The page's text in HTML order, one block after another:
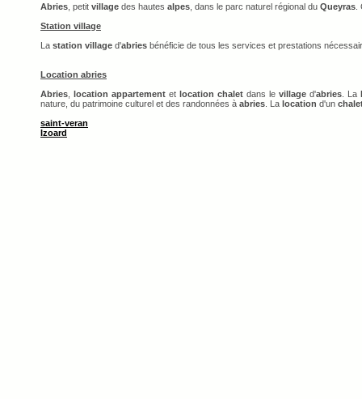
Abries , petit village des hautes alpes , dans le parc naturel régional du Queyras
Station village
La station village d'abries bénéficie de tous les services et prestations
Location abries
Abries ,location appartement etlocation chalet dans levillage d'abries . La
nature, du patrimoine culturel et des randonnées à abries . La location d'un
saint-veran
Izoard